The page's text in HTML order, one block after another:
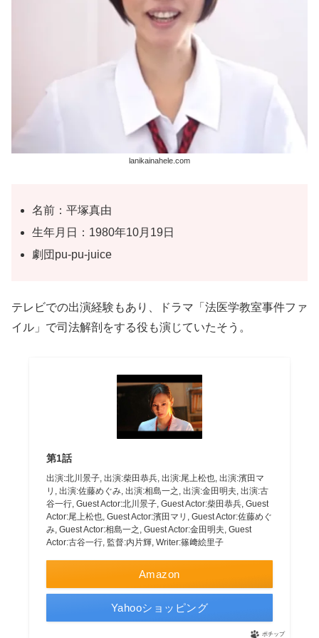
lanikainahele.com
名前：平塚真由
生年月日：1980年10月19日
劇団pu-pu-juice
テレビでの出演経験もあり、ドラマ「法医学教室事件ファ
イル」で司法解剖をする役も演じていたそう。
第1話
出演:北川景子, 出演:柴田恭兵, 出演:尾上松也, 出演:濱田マ
リ, 出演:佐藤めぐみ, 出演:相島一之, 出演:金田明夫, 出演:古
谷一行, Guest Actor:北川景子, Guest Actor:柴田恭兵, Guest
Actor:尾上松也, Guest Actor:濱田マリ, Guest Actor:佐藤めぐ
み, Guest Actor:相島一之, Guest Actor:金田明夫, Guest
Actor:古谷一行, 監督:内片輝, Writer:篠﨑絵里子
Amazon
Yahooショッピング
ポチップ